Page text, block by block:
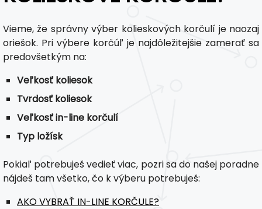
Vieme, že správny výber kolieskových korčulí je naozaj
oriešok. Pri výbere korčúľ je najdôležitejšie zamerať sa
predovšetkým na:
Veľkosť koliesok
Tvrdosť koliesok
Veľkosť in-line korčulí
Typ ložísk
Pokiaľ potrebuješ vedieť viac, pozri sa do našej poradne
nájdeš tam všetko, čo k výberu potrebuješ:
AKO VYBRAŤ IN-LINE KORČULE?